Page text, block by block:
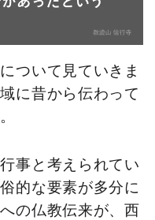
ついて見ていきま
に昔から伝わって
事と考えられてい
的な要素が多分に
の仏教伝来が、西